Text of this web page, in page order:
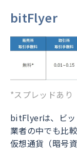
bitFlyer
*スプレッドあり
bitFlyerは、ビッ
業者の中でも比
仮想通貨（暗号